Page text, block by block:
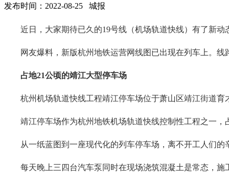
发布时间：2022-08-25 城报
近日，大家期待已久的19号线（机场轨道快线）有了新
网友爆料，新版杭州地铁运营网线图已出现在列车上。
占地21公顷的靖江大型停车场
杭州机场轨道快线工程靖江停车场位于萧山区靖江街道
靖江停车场作为杭州地铁机场轨道快线控制性工程之一
从一纸蓝图到一座现代化的列车停车场，离不开工人们的
每天晚上三四台汽车泵同时在现场浇筑混凝土是常态，